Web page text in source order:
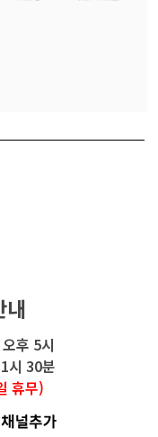
내
후 5시
시 30분
휴무)